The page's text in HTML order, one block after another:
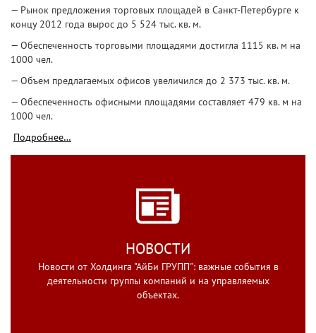
— Рынок предложения торговых площадей в Санкт-Петербурге к
концу 2012 года вырос до 5 524 тыс. кв. м.
— Обеспеченность торговыми площадями достигла 1115 кв. м на
1000 чел.
— Объем предлагаемых офисов увеличился до 2 373 тыс. кв. м.
— Обеспеченность офисными площадями составляет 479 кв. м на
1000 чел.
Подробнее…
НОВОСТИ
Новости от Холдинга "АйБи ГРУПП": важные события в
деятельности группы компаний и на управляемых
объектах.